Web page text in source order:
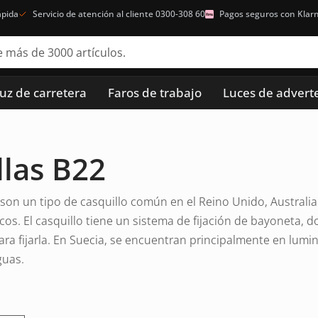
Servicio de atención al cliente 0300-308 60 Pagos seguros con
de carretera Faros de trabajo Luces de
B22
un tipo de casquillo común en el Reino Unido,
El casquillo tiene un sistema de fijación de bayoneta,
fijarla. En Suecia, se encuentran principalmente en